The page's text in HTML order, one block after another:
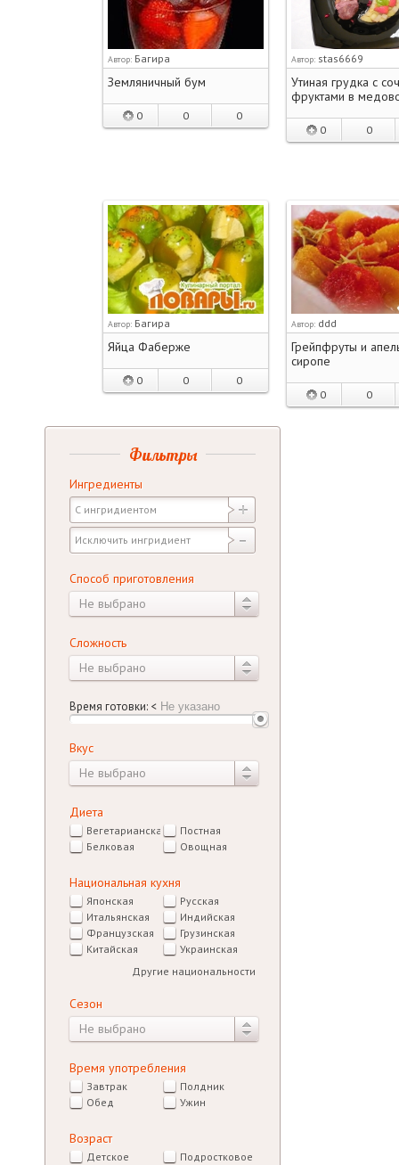
Автор: Багира
Земляничный бум
0 0 0
Автор: stas6669
Утиная грудка с
фруктами в
0 0
Автор: Багира
Яйца Фаберже
0 0 0
Автор: ddd
Грейпфруты и
сиропе
0 0
Фильтры
Ингредиенты
Способ приготовления
Не выбрано
Сложность
Не выбрано
Время готовки: <
Вкус
Не выбрано
Диета
Вегетарианская
Постная
Белковая
Овощная
Национальная кухня
Японская
Русская
Итальянская
Индийская
Французская
Грузинская
Китайская
Украинская
Другие национальности
Сезон
Не выбрано
Время употребления
Завтрак
Полдник
Обед
Ужин
Возраст
Детское
Подростковое